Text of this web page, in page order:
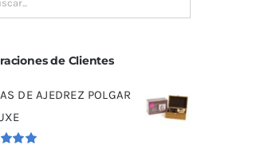
de Clientes
DE AJEDREZ POLGAR